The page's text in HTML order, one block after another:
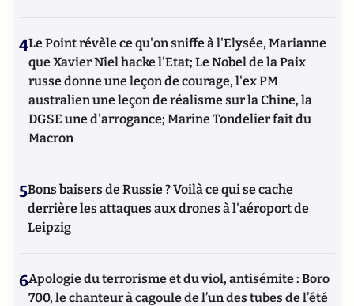
4Le Point révèle ce qu'on sniffe à l'Elysée, Marianne
que Xavier Niel hacke l'Etat; Le Nobel de la Paix
russe donne une leçon de courage, l'ex PM
australien une leçon de réalisme sur la Chine, la
DGSE une d'arrogance; Marine Tondelier fait du
Macron
5Bons baisers de Russie ? Voilà ce qui se cache
derrière les attaques aux drones à l'aéroport de
Leipzig
6Apologie du terrorisme et du viol, antisémite : Boro
700, le chanteur à cagoule de l’un des tubes de l’été